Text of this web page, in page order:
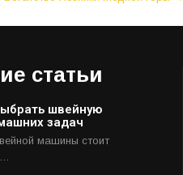
статьи
швейную
задач
машины стоит